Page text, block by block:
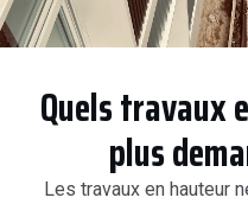
Quels travaux
plus
Les travaux en hauteur